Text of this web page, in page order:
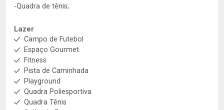
-Quadra de tênis;
Lazer
Campo de Futebol
Espaço Gourmet
Fitness
Pista de Caminhada
Playground
Quadra Poliesportiva
Quadra Tênis